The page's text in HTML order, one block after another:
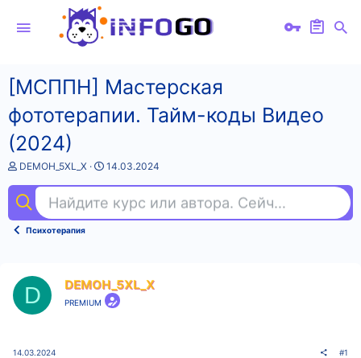
[МСППН] Мастерская
фототерапии. Тайм-коды Видео
(2024)
А
т
о
т
DEMOH_5XL_X
Д
а
н
а
14.03.2024
Найдите курс или автора. Сейчас ищут
Психотерапия
D DEMOH_5XL_X
PREMIUM
14.03.2024 #1